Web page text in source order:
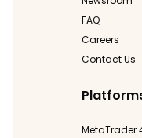
FAQ
Careers
Contact Us
MetaTrader